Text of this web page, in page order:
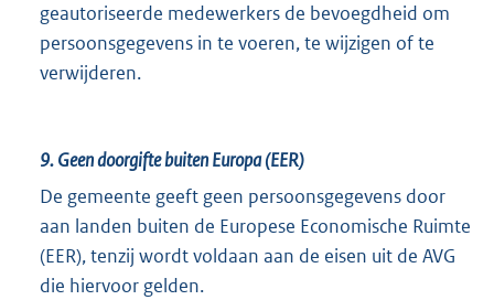
geautoriseerde medewerkers de bevoegdheid om
persoonsgegevens in te voeren, te wijzigen of te
verwijderen.
9.Geen doorgifte buiten Europa (EER)
De gemeente geeft geen persoonsgegevens door
aan landen buiten de Europese Economische Ruimte
(EER), tenzij wordt voldaan aan de eisen uit de AVG
die hiervoor gelden.